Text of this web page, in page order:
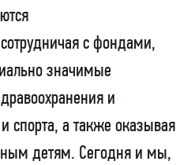
с фондами,
значимые
и
спорта, а также оказывая
детям. Сегодня и мы,